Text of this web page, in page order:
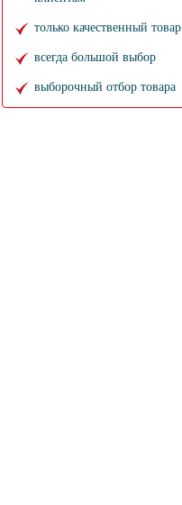
только качественный товар
всегда большой выбор
выборочный отбор товара